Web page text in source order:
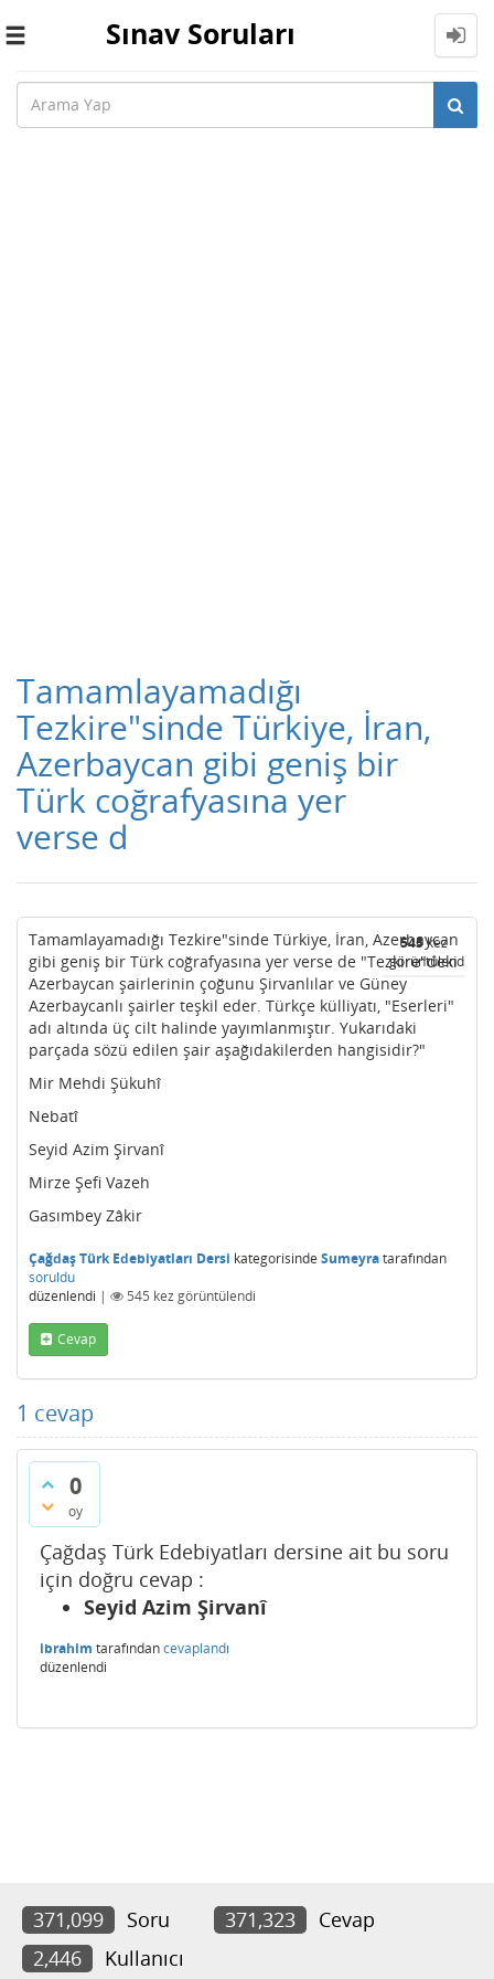
Toggle
Sınav Soruları
Tamamlayamadığı
Tezkire"sinde Türkiye, İran,
Azerbaycan gibi geniş bir
Türk coğrafyasına yer
verse d
545kez
görüntülendi
Tamamlayamadığı Tezkire"sinde Türkiye, İran, Azerbaycan
gibi geniş bir Türk coğrafyasına yer verse de "Tezkire"deki
Azerbaycan şairlerinin çoğunu Şirvanlılar ve Güney
Azerbaycanlı şairler teşkil eder. Türkçe külliyatı, "Eserleri"
adı altında üç cilt halinde yayımlanmıştır. Yukarıdaki
parçada sözü edilen şair aşağıdakilerden hangisidir?"
Mir Mehdi Şükuhî
Nebatî
Seyid Azim Şirvanî
Mirze Şefi Vazeh
Gasımbey Zâkir
Çağdaş Türk Edebiyatları Dersi kategorisinde Sumeyratarafından
soruldu
düzenlendi | 545 kez görüntülendi
Cevap
1 cevap
0
oy
Çağdaş Türk Edebiyatları dersine ait bu soru
için doğru cevap :
Seyid Azim Şirvanî
ibrahim tarafındancevaplandı
düzenlendi
371,099 Soru 371,323
Cevap
2,446
Kullanıcı